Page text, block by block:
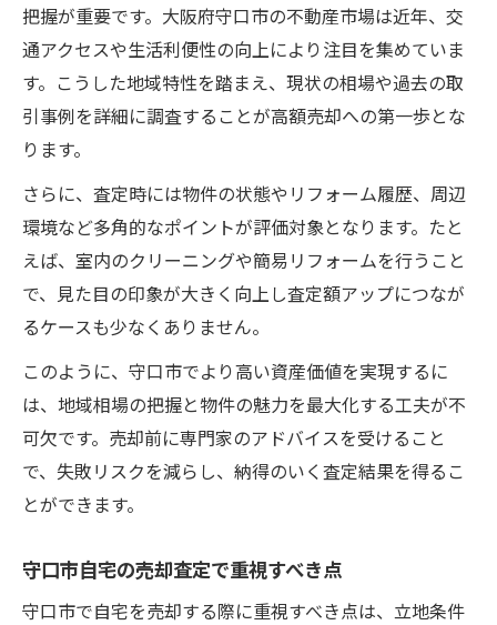
資産価値アップを促す売却査定のコツ
売却査定で見える物件の魅力引き出し方
守口市の売却査定で満足価格を実現する方法
売却査定結果を最大化する交渉テクニック
売却査定を味方にした価格設定のコツ
売却査定で納得の成約を実現する方法
査定を活かした希望額達成への道筋
一括査定サービスで高値売却を目指す秘訣
一括サービスの売却査定で比較するポイン
ト
高値売却を目指す売却査定の活用術とは
一括査定で納得できる売却先を見極める方
法
一括査定サービスで査定額を引き上げる工
夫
把握が重要です。大阪府守口市の不動産市場は近年、交
通アクセスや生活利便性の向上により注目を集めていま
す。こうした地域特性を踏まえ、現状の相場や過去の取
引事例を詳細に調査することが高額売却への第一歩とな
ります。
さらに、査定時には物件の状態やリフォーム履歴、周辺
環境など多角的なポイントが評価対象となります。たと
えば、室内のクリーニングや簡易リフォームを行うこと
で、見た目の印象が大きく向上し査定額アップにつなが
るケースも少なくありません。
このように、守口市でより高い資産価値を実現するに
は、地域相場の把握と物件の魅力を最大化する工夫が不
可欠です。売却前に専門家のアドバイスを受けること
で、失敗リスクを減らし、納得のいく査定結果を得るこ
とができます。
守口市自宅の売却査定で重視すべき点
守口市で自宅を売却する際に重視すべき点は、立地条件